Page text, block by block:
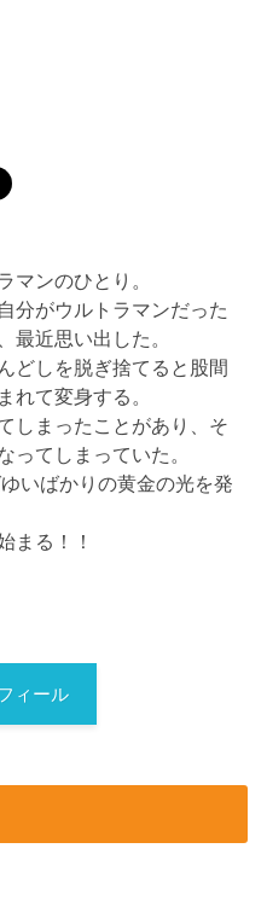
マンのひとり。
分がウルトラマンだった
最近思い出した。
どしを脱ぎ捨てると股間
れて変身する。
しまったことがあり、そ
ってしまっていた。
いばかりの黄金の光を発
まる！！
ィール